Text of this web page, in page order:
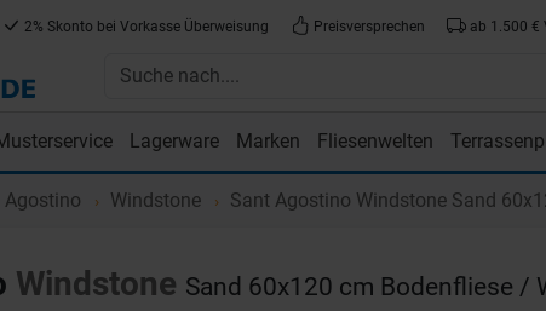
2% Skonto bei Vorkasse Überweisung Preisversprechen ab 1.500 €
Lagerware Marken Fliesenwelten
bei Fliesenrabatte.de
Agostino Windstone Sant Agostino Windstone Sand
Windstone Sand 60x120 cm Bodenfliese /